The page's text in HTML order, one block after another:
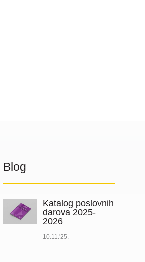
Blog
Katalog poslovnih
darova 2025-
2026
10.11.'25.